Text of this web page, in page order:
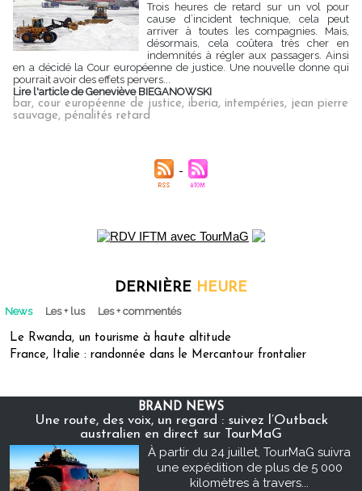
Trois heures de retard sur un vol pour
cause d’incident technique, cela peut
arriver à toutes les compagnies. Mais,
désormais, cela coûtera très cher en
indemnités à régler aux passagers. Ainsi
en a décidé la Cour européenne de justice. Une nouvelle donne qui
pourrait avoir des effets pervers...
Lire l'article de Geneviève BIEGANOWSKI
bar, cour européenne de justice, iberia, intempéries, jean pierre
sauvage, pénalités retard
DERNIÈRE HEURE
News Les + lus Les + commentés
Le Rwanda, un tourisme à haute altitude
France, Italie : randonnée dans le Mercantour frontalier
BRAND NEWS
Une route, des voix, un regard : suivez l’Outback
australien en direct sur TourMaG
À partir du 24 juillet, TourMaG suivra
une expédition de plus de 5 000
kilomètres à travers...